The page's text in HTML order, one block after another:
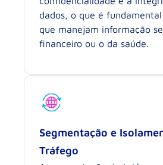
dados, o que é
que manejam informação
financeiro ou o da saúde.
Segmentação e
Tráfego